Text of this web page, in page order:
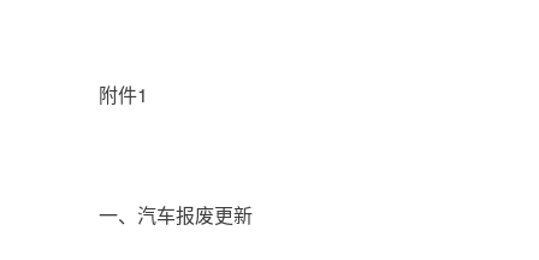
附件1
一、汽车报废更新